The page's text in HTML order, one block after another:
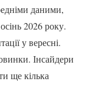
даними,
2026 року.
у вересні.
Інсайдери
ще кілька